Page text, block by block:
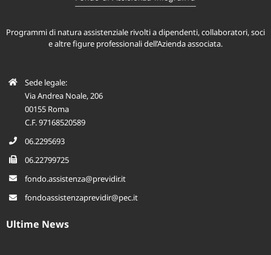
Programmi di natura assistenziale rivolti a dipendenti, collaboratori, soci
Sede legale:
Via Andrea Noale, 206
00155 Roma
C.F. 97168520589
06.2295693
06.22799725
fondo.assistenza@previdir.it